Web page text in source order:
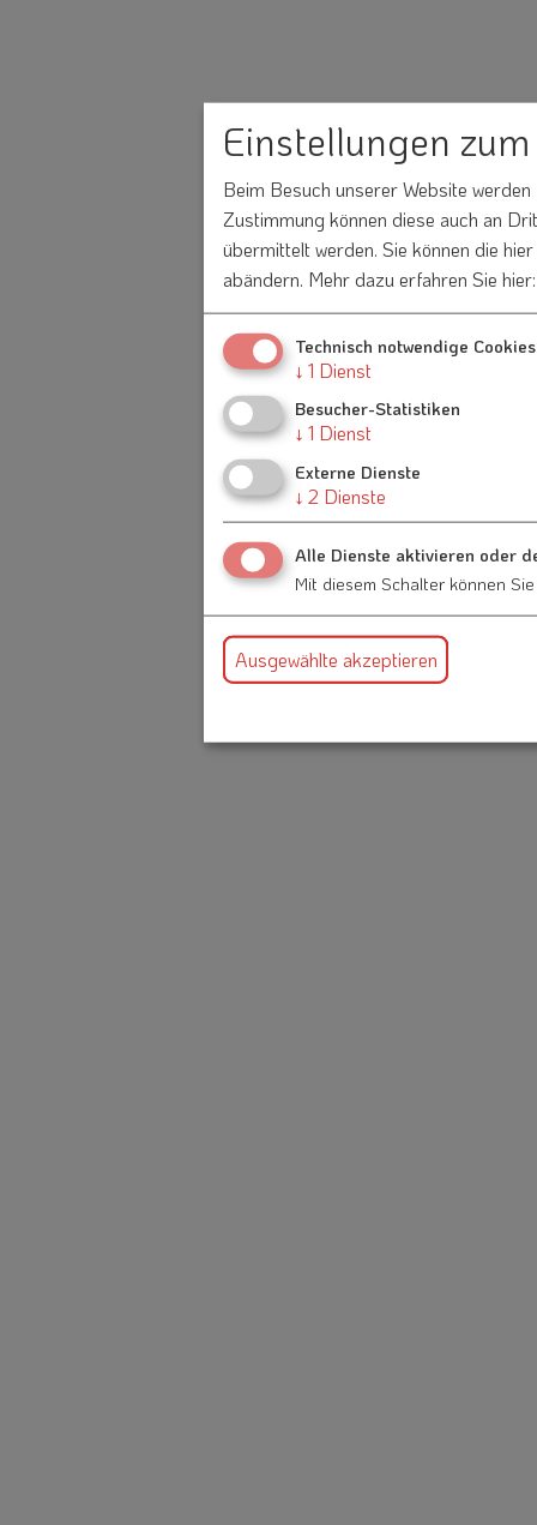
Einstellungen
Beim Besuch unserer Website
Zustimmung können diese auch an
übermittelt werden. Sie können die
abändern. Mehr dazu erfahren Sie
Technisch notwendige Cookies
↓ 1 Dienst
Besucher-Statistiken
↓ 1 Dienst
Externe Dienste
↓ 2 Dienste
Alle Dienste aktivieren oder
Mit diesem Schalter können
Ausgewählte akzeptieren